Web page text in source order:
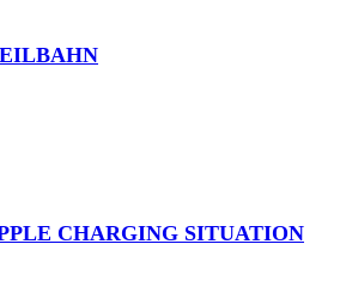
CHARGING SITUATION